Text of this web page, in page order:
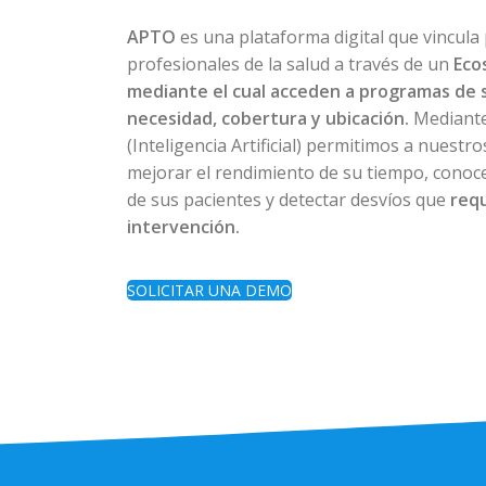
APTO es una plataforma digital que vincula
profesionales de la salud a través de un
mediante el cual acceden a programas de
necesidad, cobertura y ubicación.
(Inteligencia Artificial) permitimos a
mejorar el rendimiento de su tiempo,
de sus pacientes y detectar desvíos que
intervención.
SOLICITAR UNA DEMO